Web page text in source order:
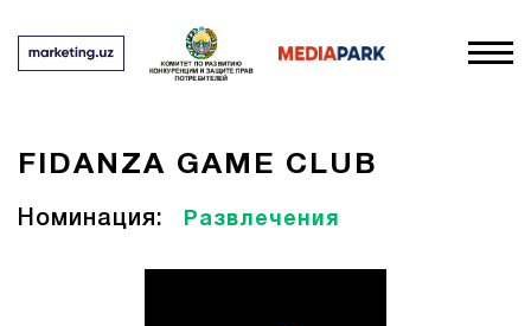
FIDANZA GAME CLUB
Номинация: Развлечения